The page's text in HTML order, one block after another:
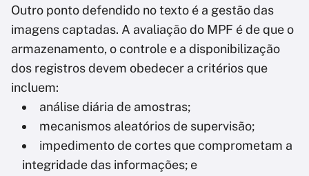
Outro ponto defendido no texto é a gestão das
imagens captadas. A avaliação do MPF é de que o
armazenamento, o controle e a disponibilização
dos registros devem obedecer a critérios que
incluem:
análise diária de amostras;
mecanismos aleatórios de supervisão;
impedimento de cortes que comprometam a
integridade das informações; e